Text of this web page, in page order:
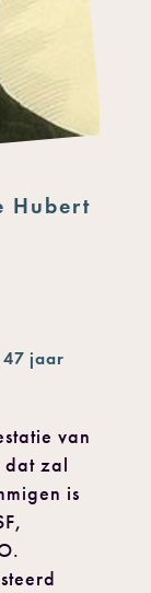
Hubert
47 jaar
van
dat zal
is